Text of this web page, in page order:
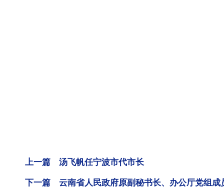
上一篇 汤飞帆任宁波市代市长
下一篇 云南省人民政府原副秘书长、办公厅党组成